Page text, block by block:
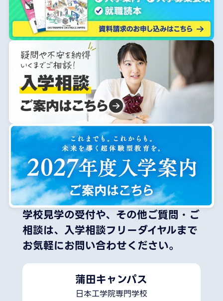
学校見学の受付や、その他ご質問・ご
相談は、 入学相談フリーダイヤルまで
お気軽にお問い合わせください。
蒲田キャンパス
日本工学院専門学校